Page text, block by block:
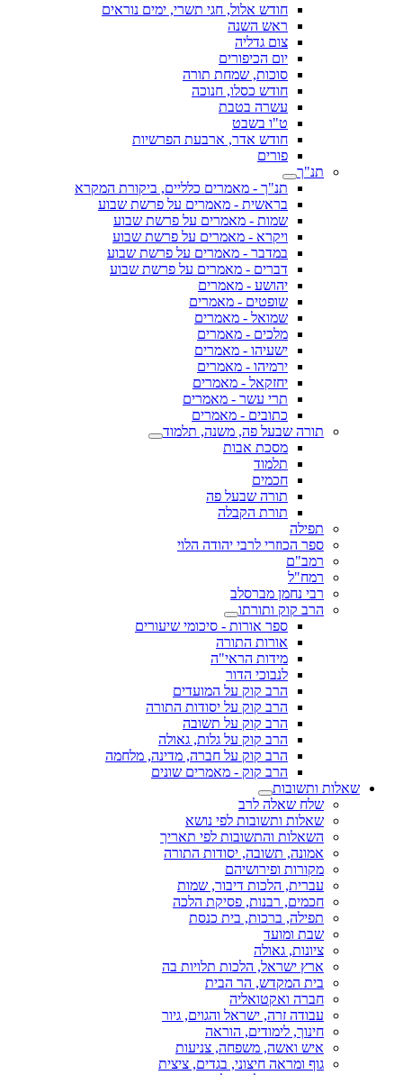
חודש אלול, חגי תשרי, ימים נוראים
ראש השנה
צום גדליה
יום הכיפורים
סוכות, שמחת תורה
חודש כסלו, חנוכה
עשרה בטבת
ט"ו בשבט
חודש אדר, ארבעת הפרשיות
פורים
תנ"ך
תנ"ך - מאמרים כלליים, ביקורת המקרא
בראשית - מאמרים על פרשת שבוע
שמות - מאמרים על פרשת שבוע
ויקרא - מאמרים על פרשת שבוע
במדבר - מאמרים על פרשת שבוע
דברים - מאמרים על פרשת שבוע
יהושע - מאמרים
שופטים - מאמרים
שמואל - מאמרים
מלכים - מאמרים
ישעיהו - מאמרים
ירמיהו - מאמרים
יחזקאל - מאמרים
תרי עשר - מאמרים
כתובים - מאמרים
תורה שבעל פה, משנה, תלמוד
מסכת אבות
תלמוד
חכמים
תורה שבעל פה
תורת הקבלה
תפילה
ספר הכוזרי לרבי יהודה הלוי
רמב"ם
רמח"ל
רבי נחמן מברסלב
הרב קוק ותורתו
ספר אורות - סיכומי שיעורים
אורות התורה
מידות הראי"ה
לנבוכי הדור
הרב קוק על המועדים
הרב קוק על יסודות התורה
הרב קוק על תשובה
הרב קוק על גלות, גאולה
הרב קוק על חברה, מדינה, מלחמה
הרב קוק - מאמרים שונים
שאלות ותשובות
שלח שאלה לרב
שאלות ותשובות לפי נושא
השאלות והתשובות לפי תאריך
אמונה, תשובה, יסודות התורה
מקורות ופירושיהם
עברית, הלכות דיבור, שמות
חכמים, רבנות, פסיקת הלכה
תפילה, ברכות, בית כנסת
שבת ומועד
ציונות, גאולה
ארץ ישראל, הלכות תלויות בה
בית המקדש, הר הבית
חברה ואקטואליה
עבודה זרה, ישראל והגוים, גיור
חינוך, לימודים, הוראה
איש ואשה, משפחה, צניעות
גוף ומראה חיצוני, בגדים, ציצית